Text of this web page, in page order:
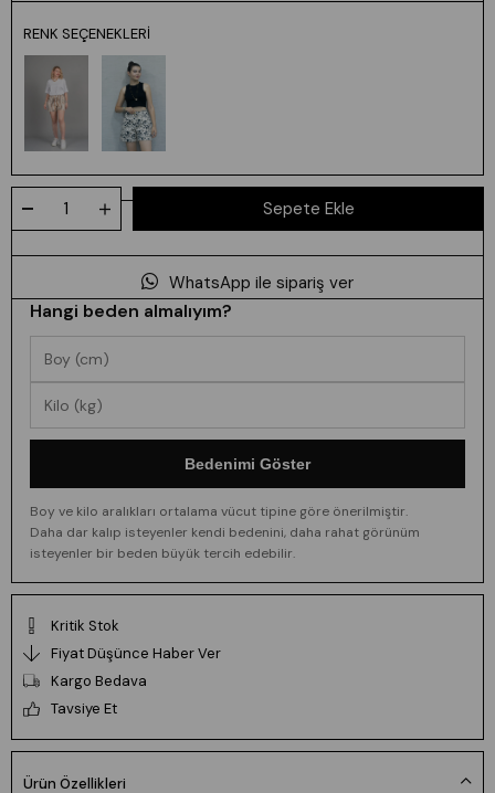
RENK SEÇENEKLERI
WhatsApp ile sipariş ver
Hangi beden almalıyım?
Bedenimi Göster
Boy ve kilo aralıkları ortalama vücut tipine göre önerilmiştir.
Daha dar kalıp isteyenler kendi bedenini, daha rahat görünüm
isteyenler bir beden büyük tercih edebilir.
Kritik Stok
Fiyat Düşünce Haber Ver
Kargo Bedava
Tavsiye Et
Ürün Özellikleri